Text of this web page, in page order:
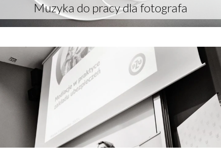
Muzyka do pracy dla fotografa